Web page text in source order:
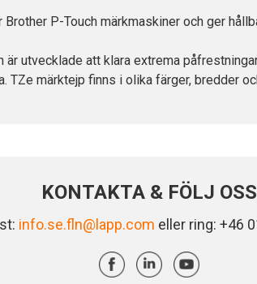
P-Touch märkmaskiner och ger
utvecklade att klara extrema
TZe märktejp finns i olika färger, bredder
KONTAKTA & FÖLJ OSS
info.se.fln@lapp.com eller ring: +46